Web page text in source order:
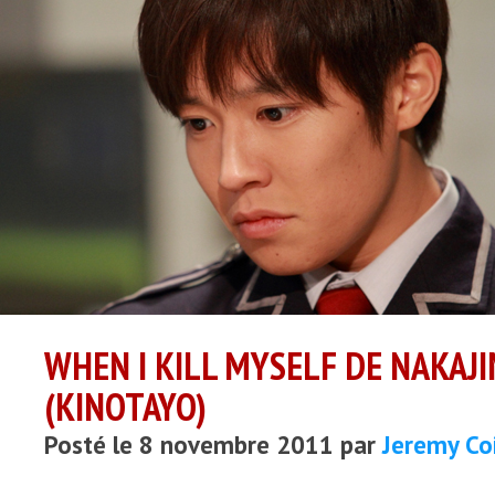
WHEN I KILL MYSELF DE
(KINOTAYO)
Posté le 8 novembre 2011 parJeremy